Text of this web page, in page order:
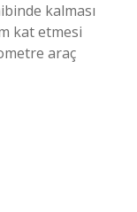
kalması
kat etmesi
araç